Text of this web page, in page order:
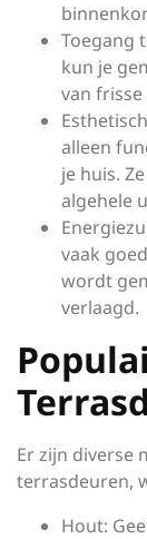
Toegang
kun je
van
alleen
je huis.
algehele
vaak
wordt
verlaagd.
Er zijn diverse
terrasdeuren,
Hout: